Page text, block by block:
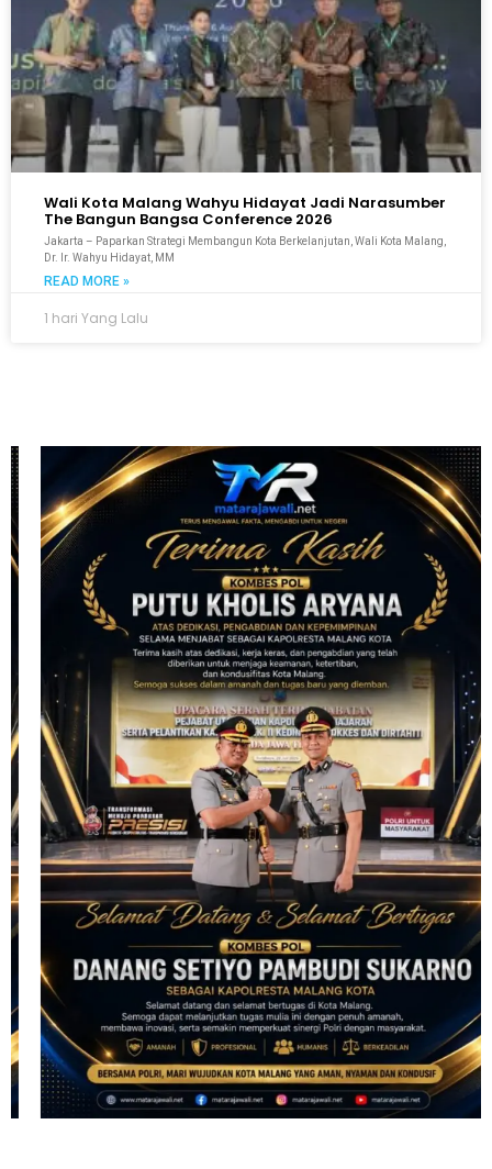
Wali Kota Malang Wahyu Hidayat Jadi Narasumber
The Bangun Bangsa Conference 2026
Jakarta – Paparkan Strategi Membangun Kota Berkelanjutan, Wali Kota Malang,
Dr. Ir. Wahyu Hidayat, MM
READ MORE »
1 hari Yang Lalu